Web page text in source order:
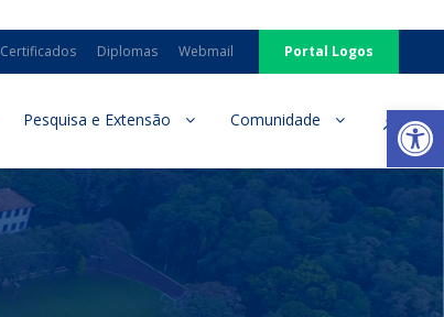
Certificados Diplomas Webmail Portal Logos
Pesquisa e Extensão Comunidade